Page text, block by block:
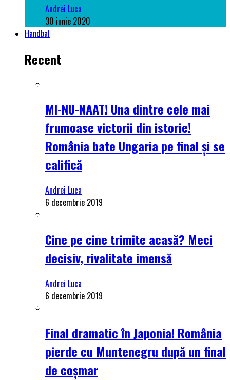
Andrei Luca
30 iunie 2020
Handbal
Recent
MI-NU-NAAT! Una dintre cele mai
frumoase victorii din istorie!
România bate Ungaria pe final și se
califică
Andrei Luca
6 decembrie 2019
Cine pe cine trimite acasă? Meci
decisiv, rivalitate imensă
Andrei Luca
6 decembrie 2019
Final dramatic în Japonia! România
pierde cu Muntenegru după un final
de coșmar